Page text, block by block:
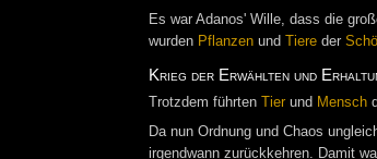
Es war Adanos' Wille, dass die
wurden Pflanzenund Tiereder
Krieg der Erwählten und
Trotzdem führten Tierund Mensch
Da nun Ordnung und Chaos
irgendwann zurückkehren. Damit